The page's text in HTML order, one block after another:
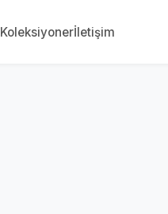
Koleksiyonerİletişim